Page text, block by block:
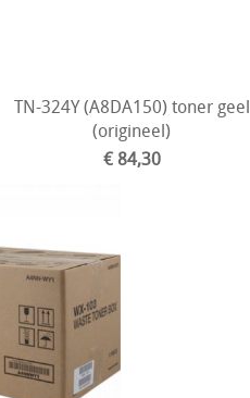
TN-324Y (A8DA150) toner geel
(origineel)
€ 84,30